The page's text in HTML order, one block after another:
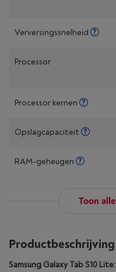
Verversingssnelheid
Processor
Processor kernen
Opslagcapaciteit
RAM-geheugen
Toon
Productbeschrijving
Samsung Galaxy Tab S10